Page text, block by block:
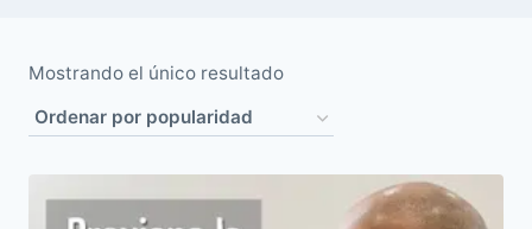
Mostrando el único resultado